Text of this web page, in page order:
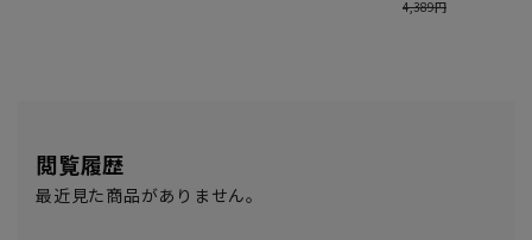
閲覧履歴
最近見た商品がありません。